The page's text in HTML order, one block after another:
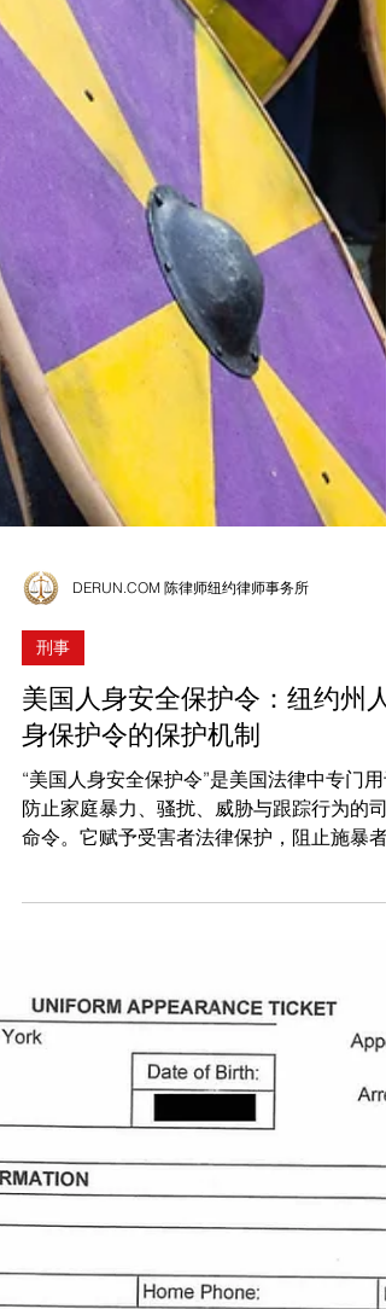
DERUN.COM 陈律师纽约律师事务所
美国人身安全保护令：纽约州人
“美国人身安全保护令”是美国法律中专门用
防止家庭暴力、骚扰、威胁与跟踪行为的司
命令。它赋予受害者法律保护，阻止施暴者
一步接近或联系。在纽约州，该制度已高度
度化，法院对保护令的审理效率较高、执行
度较强，尤其重视受害者的人身安全与心理
祉。 DERUN.COM ...